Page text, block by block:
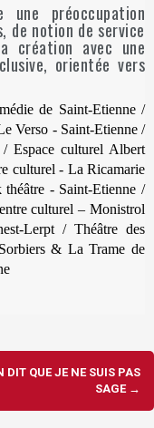
une préoccupation
de notion de service
création avec une
orientée vers
de Saint-Etienne /
Verso - Saint-Etienne /
Espace culturel Albert
culturel - La Ricamarie
- Saint-Etienne /
culturel – Monistrol
Lerpt / Théâtre des
& La Trame de
DIT QUE JE NE SUIS PAS
SAGE →